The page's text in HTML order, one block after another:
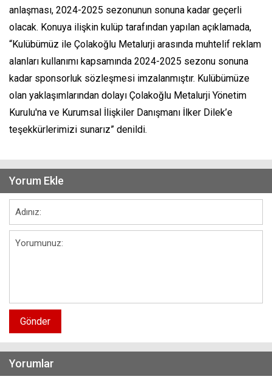
anlaşması, 2024-2025 sezonunun sonuna kadar geçerli
olacak. Konuya ilişkin kulüp tarafından yapılan açıklamada,
“Kulübümüz ile Çolakoğlu Metalurji arasında muhtelif reklam
alanları kullanımı kapsamında 2024-2025 sezonu sonuna
kadar sponsorluk sözleşmesi imzalanmıştır. Kulübümüze
olan yaklaşımlarından dolayı Çolakoğlu Metalurji Yönetim
Kurulu'na ve Kurumsal İlişkiler Danışmanı İlker Dilek’e
teşekkürlerimizi sunarız” denildi.
Yorum Ekle
Gönder
Yorumlar